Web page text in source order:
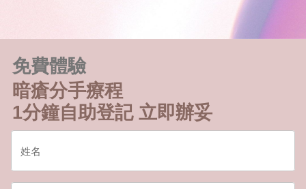
免費體驗
暗瘡分手療程
1分鐘自助登記 立即辦妥